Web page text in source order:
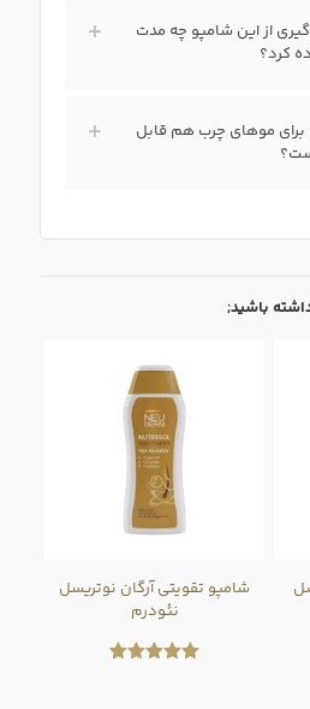
از این شامپو چه مدت
کرد؟
برای موهای چرب هم قابل
باشید;
شامپو تقویتی آرگان نوتریسل
نئودرم